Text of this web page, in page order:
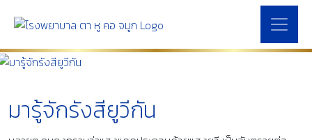
มารู้จักรังสียูวีกัน